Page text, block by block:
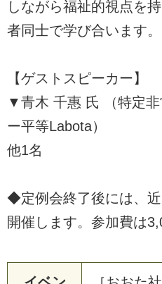
しながら福祉的視点を
者同士で学び合います。
【ゲストスピーカー】
▼青木 千惠 氏 （特定
ー平等Labota）
他1名
◆定例会終了後には、
開催します。参加費は